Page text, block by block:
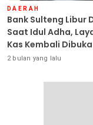
DAERAH
Bank Sulteng Libur
Saat Idul Adha,
Kas Kembali
2 bulan yang lalu